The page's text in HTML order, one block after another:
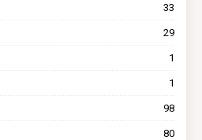
33
29
1
1
98
80